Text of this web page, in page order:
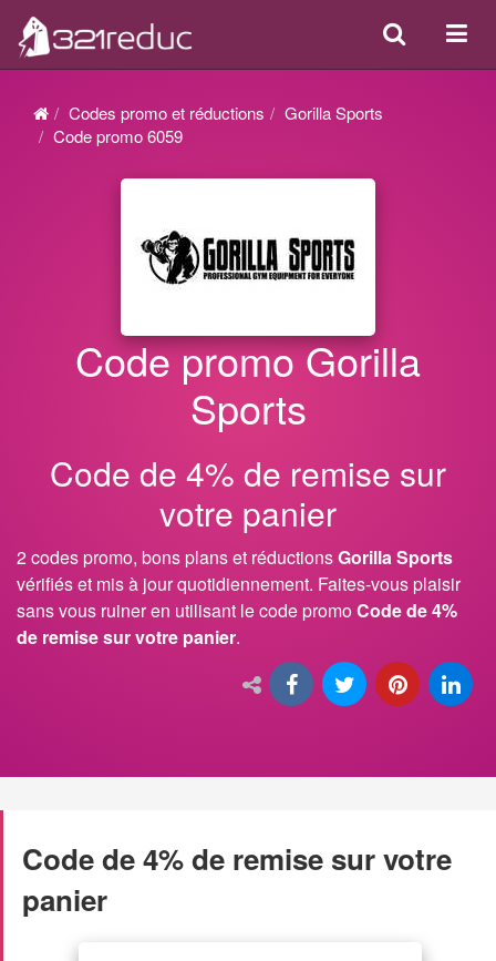
ou
Search
Codes promo et réductions
Gorilla Sports
Code promo 6059
Code promo Gorilla
Sports
Code de 4% de remise sur
votre panier
2 codes promo, bons plans et réductionsGorilla Sports
vérifiés et mis à jour quotidiennement. Faites-vous plaisir
sans vous ruiner en utilisant le code promoCode de 4%
de remise sur votre panier.
Code de 4% de remise sur votre
panier